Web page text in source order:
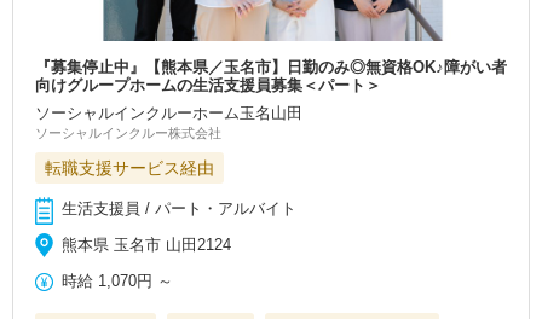
『募集停止中』【熊本県／玉名市】日勤のみ◎無資格OK♪障がい者
向けグループホームの生活支援員募集＜パート＞
ソーシャルインクルーホーム玉名山田
ソーシャルインクルー株式会社
転職支援サービス経由
生活支援員 / パート・アルバイト
熊本県 玉名市 山田2124
時給 1,070円 ～